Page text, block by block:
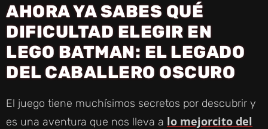
E
O
AHORA YA SABES QUÉ
DIFICULTAD ELEGIR EN
LEGO BATMAN: EL LEGADO
DEL CABALLERO OSCURO
El juego tiene muchísimos secretos por descubrir y
es una aventura que nos lleva a lo mejorcito del